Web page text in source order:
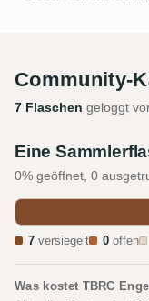
Community-
7 Flaschen geloggt
Eine
0% geöffnet, 0
7 versiegelt 0 offen
Was kostet TBRC